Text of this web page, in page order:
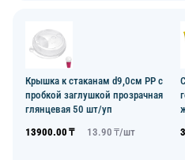
Крышка к стаканам d9,0см PP с
пробкой заглушкой прозрачная
глянцевая 50 шт/уп
13900.00 ₸ 13.90 ₸/шт